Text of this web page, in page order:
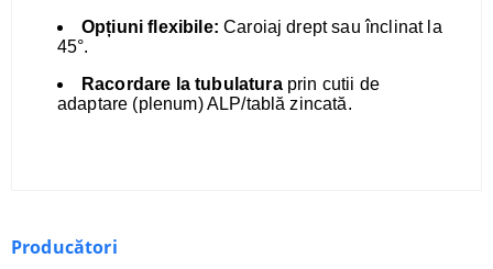
Opțiuni flexibile: Caroiaj drept sau înclinat la
45°.
Racordare la tubulatura prin cutii de
adaptare (plenum) ALP/tablă zincată.
Producători